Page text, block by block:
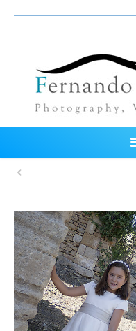
Fotos
Blog
Sobre mí
Testimonios